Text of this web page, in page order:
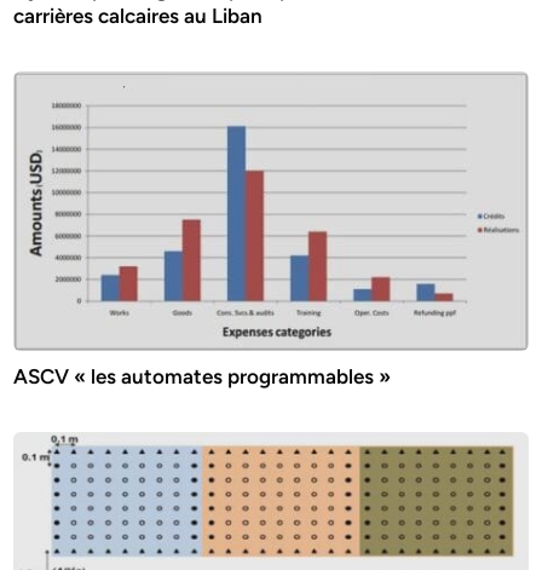
carrières calcaires au Liban
ASCV « les automates programmables »